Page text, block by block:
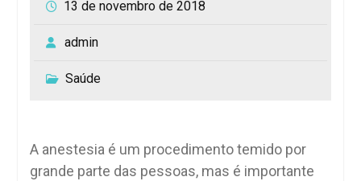
13 de novembro de 2018
admin
Saúde
A anestesia é um procedimento temido por
grande parte das pessoas, mas é importante